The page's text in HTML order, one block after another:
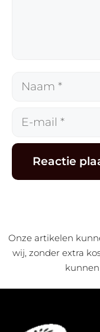
Naam
E-
Onze artikelen
wij, zonder extra